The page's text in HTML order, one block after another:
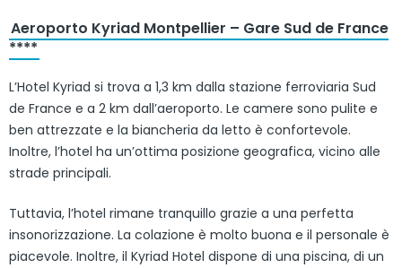
Aeroporto Kyriad Montpellier – Gare Sud de France
****
L’Hotel Kyriad si trova a 1,3 km dalla stazione ferroviaria Sud
de France e a 2 km dall’aeroporto. Le camere sono pulite e
ben attrezzate e la biancheria da letto è confortevole.
Inoltre, l’hotel ha un’ottima posizione geografica, vicino alle
strade principali.
Tuttavia, l’hotel rimane tranquillo grazie a una perfetta
insonorizzazione. La colazione è molto buona e il personale è
piacevole. Inoltre, il Kyriad Hotel dispone di una piscina, di un